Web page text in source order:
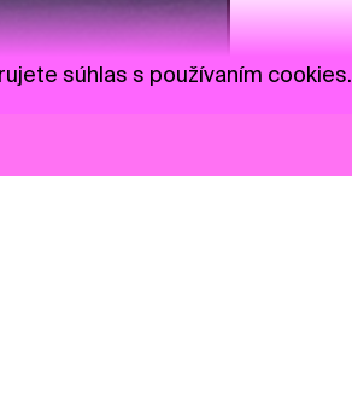
súhlas s používaním cookies.